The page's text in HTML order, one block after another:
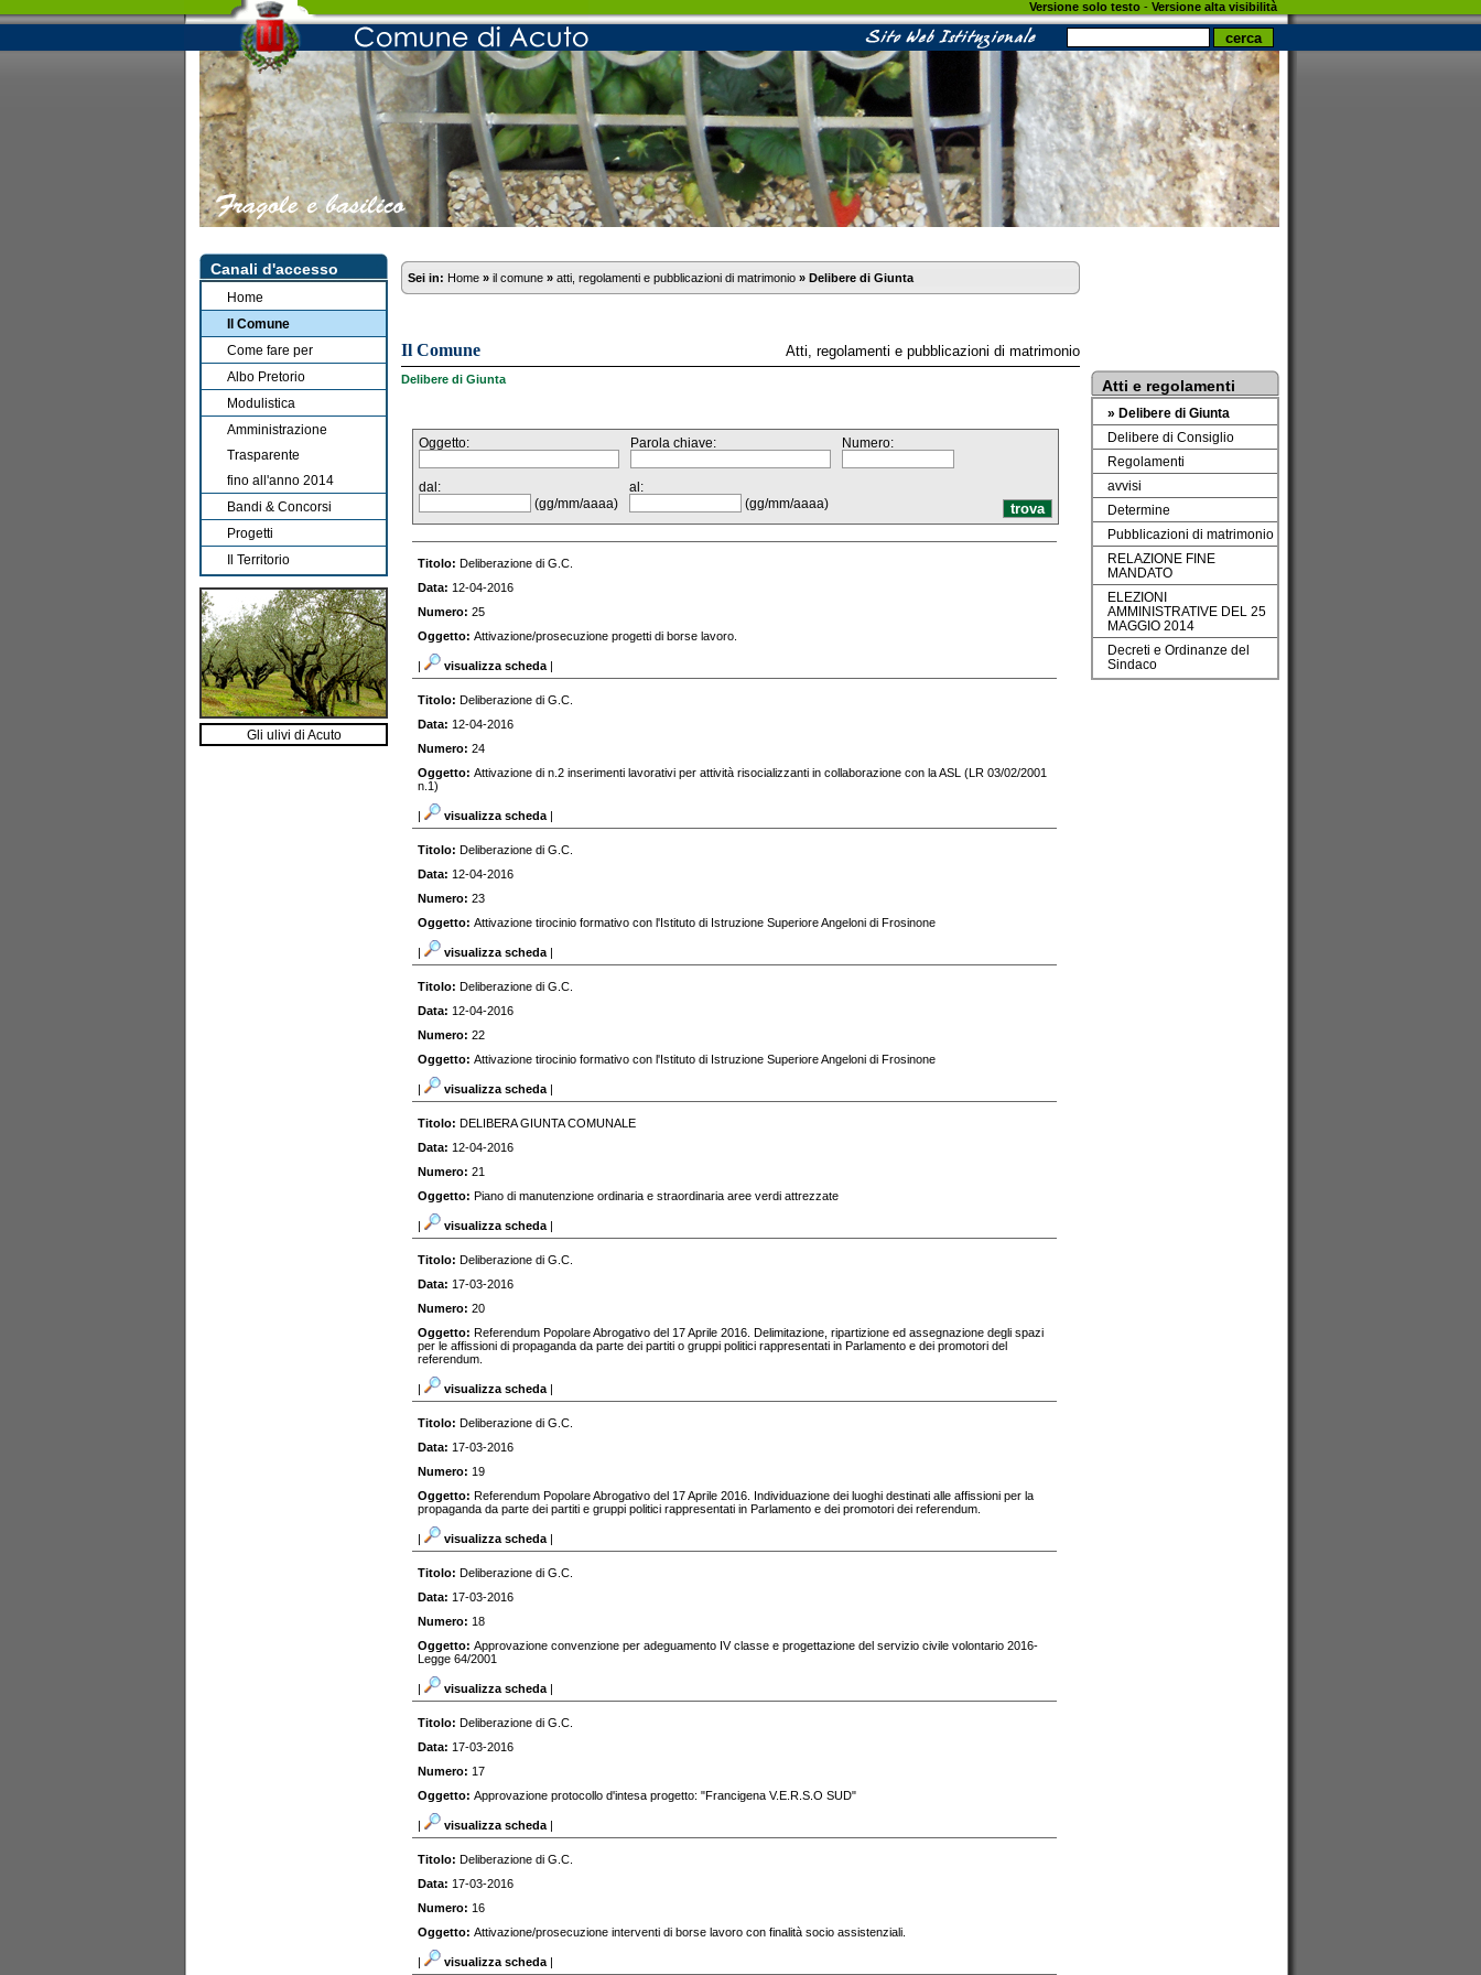
Versione solo testo - Versione alta visibilità
Canali d'accesso
Home
Il Comune
Come fare per
Albo Pretorio
Modulistica
Amministrazione
Trasparente
fino all'anno 2014
Bandi & Concorsi
Progetti
Il Territorio
Gli ulivi di Acuto
Atti e regolamenti
» Delibere di Giunta
Delibere di Consiglio
Regolamenti
avvisi
Determine
Pubblicazioni di matrimonio
RELAZIONE FINE
MANDATO
ELEZIONI
AMMINISTRATIVE DEL 25
MAGGIO 2014
Decreti e Ordinanze del
Sindaco
Sei in: Home » il comune » atti, regolamenti e pubblicazioni di matrimonio » Delibere di Giunta
Il Comune Atti, regolamenti e pubblicazioni di matrimonio
Delibere di Giunta
Oggetto: Parola chiave: Numero:
dal:
(gg/mm/aaaa)
al:
(gg/mm/aaaa)
Titolo: Deliberazione di G.C.
Data: 12-04-2016
Numero: 25
Oggetto: Attivazione/prosecuzione progetti di borse lavoro.
| visualizza scheda |
Titolo: Deliberazione di G.C.
Data: 12-04-2016
Numero: 24
Oggetto: Attivazione di n.2 inserimenti lavorativi per attività risocializzanti in collaborazione con la ASL (LR 03/02/2001
n.1)
| visualizza scheda |
Titolo: Deliberazione di G.C.
Data: 12-04-2016
Numero: 23
Oggetto: Attivazione tirocinio formativo con l'Istituto di Istruzione Superiore Angeloni di Frosinone
| visualizza scheda |
Titolo: Deliberazione di G.C.
Data: 12-04-2016
Numero: 22
Oggetto: Attivazione tirocinio formativo con l'Istituto di Istruzione Superiore Angeloni di Frosinone
| visualizza scheda |
Titolo: DELIBERA GIUNTA COMUNALE
Data: 12-04-2016
Numero: 21
Oggetto: Piano di manutenzione ordinaria e straordinaria aree verdi attrezzate
| visualizza scheda |
Titolo: Deliberazione di G.C.
Data: 17-03-2016
Numero: 20
Oggetto: Referendum Popolare Abrogativo del 17 Aprile 2016. Delimitazione, ripartizione ed assegnazione degli spazi
per le affissioni di propaganda da parte dei partiti o gruppi politici rappresentati in Parlamento e dei promotori del
referendum.
| visualizza scheda |
Titolo: Deliberazione di G.C.
Data: 17-03-2016
Numero: 19
Oggetto: Referendum Popolare Abrogativo del 17 Aprile 2016. Individuazione dei luoghi destinati alle affissioni per la
propaganda da parte dei partiti e gruppi politici rappresentati in Parlamento e dei promotori dei referendum.
| visualizza scheda |
Titolo: Deliberazione di G.C.
Data: 17-03-2016
Numero: 18
Oggetto: Approvazione convenzione per adeguamento IV classe e progettazione del servizio civile volontario 2016-
Legge 64/2001
| visualizza scheda |
Titolo: Deliberazione di G.C.
Data: 17-03-2016
Numero: 17
Oggetto: Approvazione protocollo d'intesa progetto: "Francigena V.E.R.S.O SUD"
| visualizza scheda |
Titolo: Deliberazione di G.C.
Data: 17-03-2016
Numero: 16
Oggetto: Attivazione/prosecuzione interventi di borse lavoro con finalità socio assistenziali.
| visualizza scheda |